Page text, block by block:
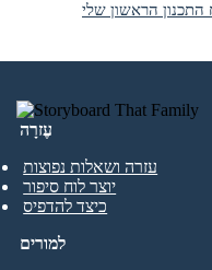
התכנון הראשון שלי
עֶזרָה
עזרה ושאלות נפוצות
יוצר לוח סיפור
כיצד להדפיס
למורים